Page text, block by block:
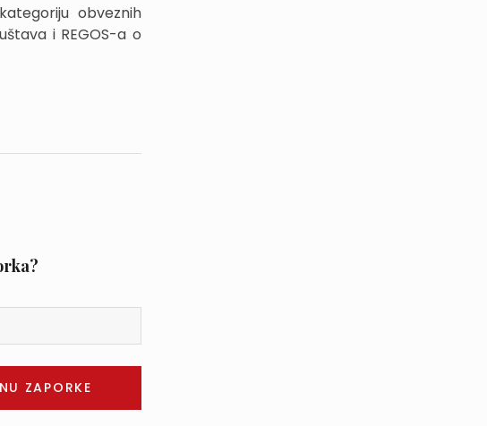
obveznih
i REGOS-a o